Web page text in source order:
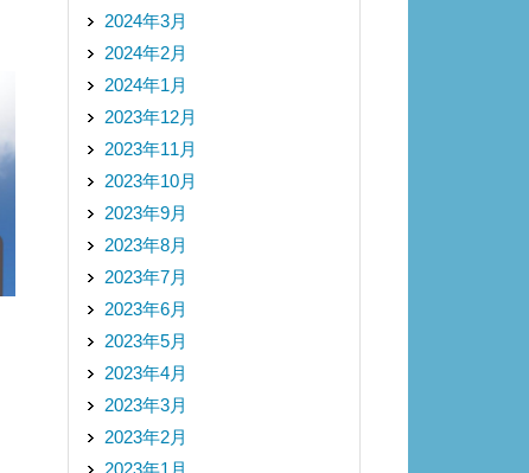
2024年3月
2024年2月
2024年1月
2023年12月
2023年11月
2023年10月
2023年9月
2023年8月
2023年7月
2023年6月
2023年5月
2023年4月
2023年3月
2023年2月
2023年1月